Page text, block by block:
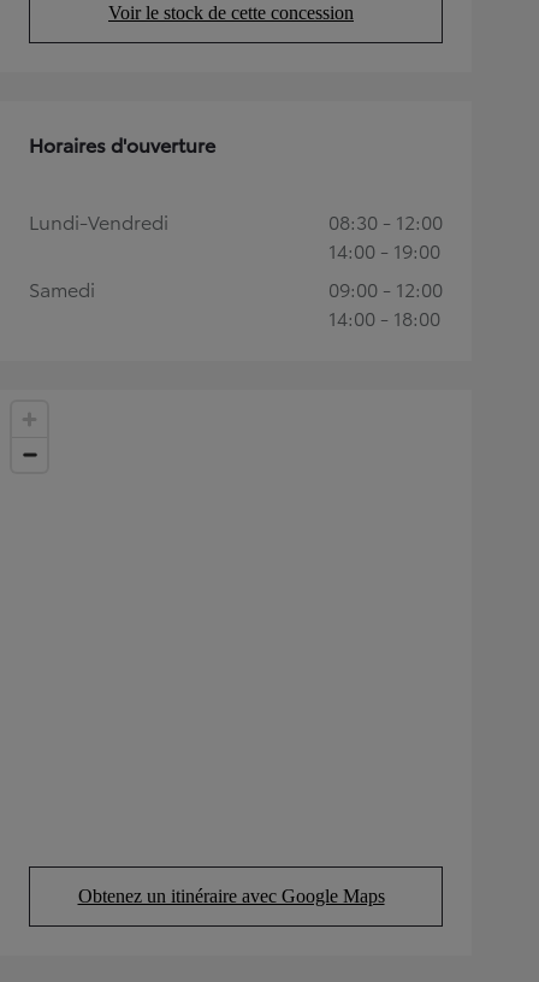
Voir le stock de cette concession
(Opens in new tab)
Obtenez un itinéraire avec Google Maps
(Opens in new tab)
Horaires d'ouverture
Lundi-Vendredi
08:30 - 12:00
14:00 - 19:00
Samedi
09:00 - 12:00
14:00 - 18:00